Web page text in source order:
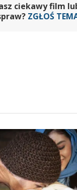
ciekawy film
ZGŁOŚ